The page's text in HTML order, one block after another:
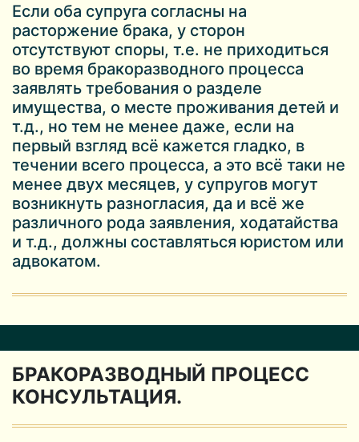
Если оба супруга согласны на
расторжение брака, у сторон
отсутствуют споры, т.е. не приходиться
во время бракоразводного процесса
заявлять требования о разделе
имущества, о месте проживания детей и
т.д., но тем не менее даже, если на
первый взгляд всё кажется гладко, в
течении всего процесса, а это всё таки не
менее двух месяцев, у супругов могут
возникнуть разногласия, да и всё же
различного рода заявления, ходатайства
и т.д., должны составляться юристом или
адвокатом.
БРАКОРАЗВОДНЫЙ ПРОЦЕСС
КОНСУЛЬТАЦИЯ.